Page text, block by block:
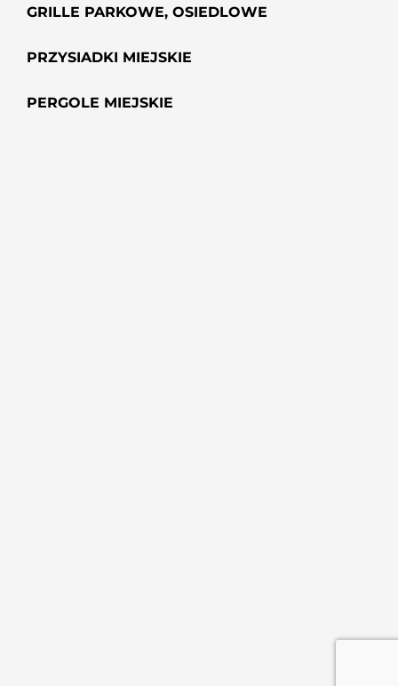
GRILLE PARKOWE, OSIEDLOWE
PRZYSIADKI MIEJSKIE
PERGOLE MIEJSKIE